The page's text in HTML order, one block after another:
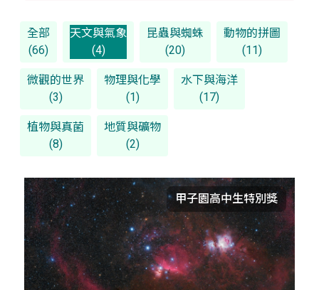
全部
(66)
天文與氣象
(4)
昆蟲與蜘蛛
(20)
動物的拼圖
(11)
微觀的世界
(3)
物理與化學
(1)
水下與海洋
(17)
植物與真菌
(8)
地質與礦物
(2)
甲子園高中生特別獎